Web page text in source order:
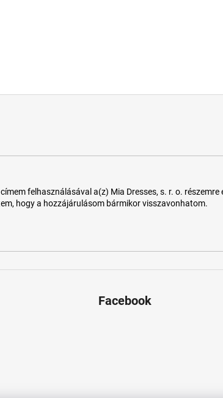
felhasználásával a(z) Mia Dresses, s. r. o.
hogy a hozzájárulásom bármikor visszavonhatom.
Facebook